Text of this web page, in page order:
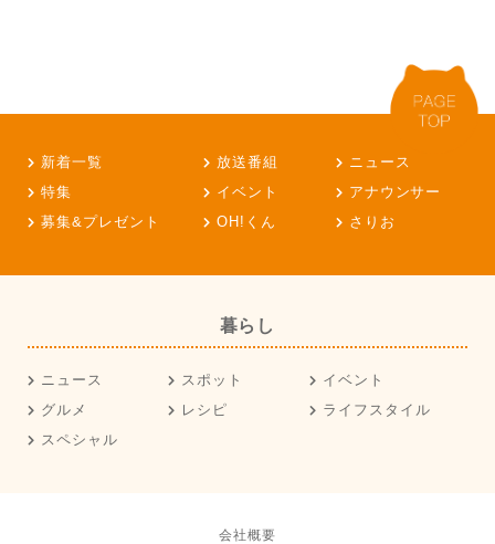
新着一覧 放送番組
ニュース
特集
イベント
アナウンサー
募集&プレゼント
OH!くん さりお
暮らし
ニュース スポット
イベント
グルメ
レシピ
ライフスタイル
スペシャル
会社概要